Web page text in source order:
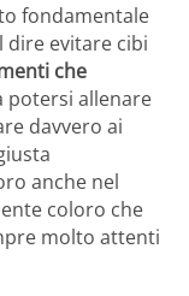
fondamentale
dire evitare cibi
che
potersi allenare
davvero ai
anche nel
coloro che
molto attenti